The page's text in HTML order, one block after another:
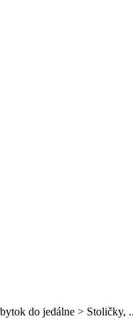
do jedálne > Stoličky,